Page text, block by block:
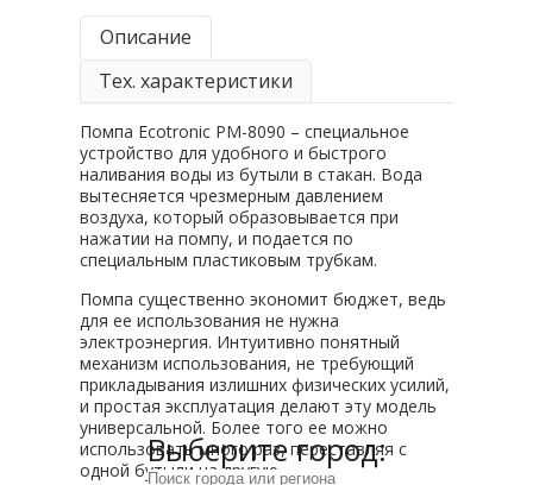
Описание
Тех. характеристики
Помпа Ecotronic PM-8090 – специальное
устройство для удобного и быстрого
наливания воды из бутыли в стакан. Вода
вытесняется чрезмерным давлением
воздуха, который образовывается при
нажатии на помпу, и подается по
специальным пластиковым трубкам.
Помпа существенно экономит бюджет, ведь
для ее использования не нужна
электроэнергия. Интуитивно понятный
механизм использования, не требующий
прикладывания излишних физических усилий,
и простая эксплуатация делают эту модель
универсальной. Более того ее можно
использовать много раз, переставляя с
одной бутыли на другую.
Выберите город: